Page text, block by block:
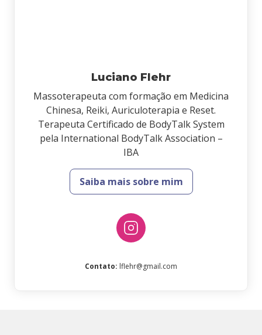
Luciano Flehr
Massoterapeuta com formação em Medicina
Chinesa, Reiki, Auriculoterapia e Reset.
Terapeuta Certificado de BodyTalk System
pela International BodyTalk Association –
IBA
Saiba mais sobre mim
Contato: lflehr@gmail.com